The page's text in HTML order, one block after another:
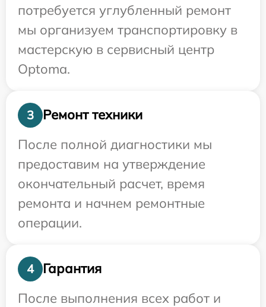
потребуется углубленный ремонт
мы организуем транспортировку в
мастерскую в сервисный центр
Optoma.
3
Ремонт техники
После полной диагностики мы
предоставим на утверждение
окончательный расчет, время
ремонта и начнем ремонтные
операции.
4
Гарантия
После выполнения всех работ и